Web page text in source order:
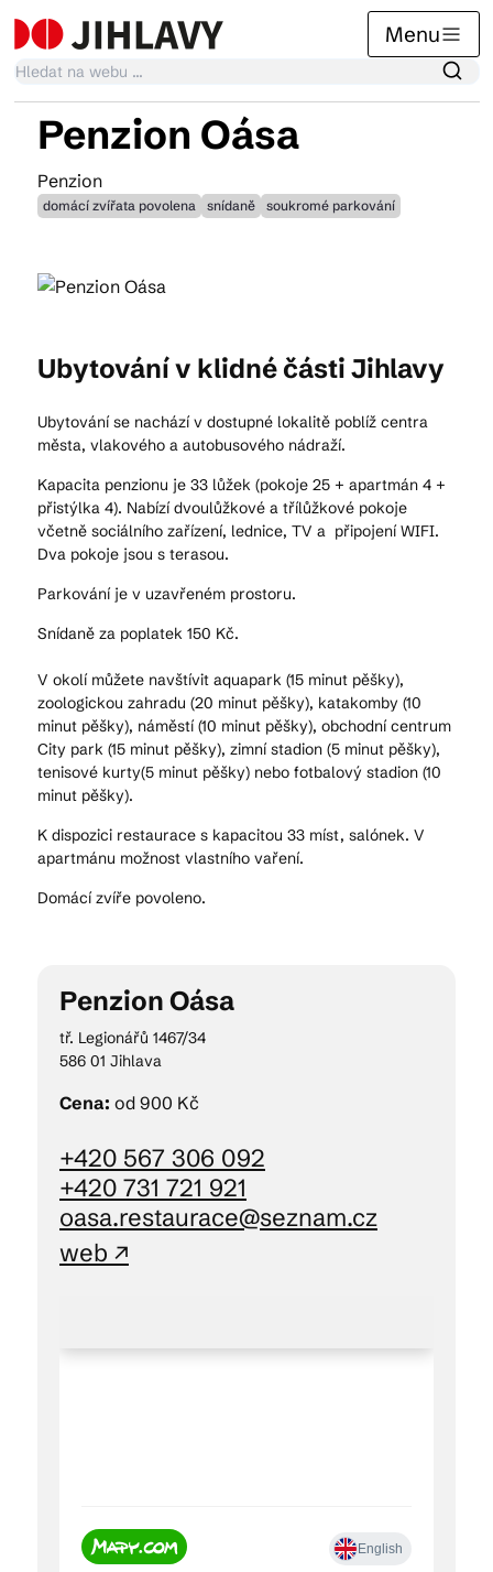
Menu
Kalendář akcí
Praktické info
Kam vyrazit
Penzion Oása
Penzion
domácí zvířata povolena snídaně soukromé parkování
Ubytování v klidné části Jihlavy
Ubytování se nachází v dostupné lokalitě poblíž centra
města, vlakového a autobusového nádraží.
Kapacita penzionu je 33 lůžek (pokoje 25 + apartmán 4 +
přistýlka 4). Nabízí dvoulůžkové a třílůžkové pokoje
včetně sociálního zařízení, lednice, TV a připojení WIFI.
Dva pokoje jsou s terasou.
Parkování je v uzavřeném prostoru.
Snídaně za poplatek 150 Kč.
V okolí můžete navštívit aquapark (15 minut pěšky),
zoologickou zahradu (20 minut pěšky), katakomby (10
minut pěšky), náměstí (10 minut pěšky), obchodní centrum
City park (15 minut pěšky), zimní stadion (5 minut pěšky),
tenisové kurty(5 minut pěšky) nebo fotbalový stadion (10
minut pěšky).
K dispozici restaurace s kapacitou 33 míst, salónek. V
apartmánu možnost vlastního vaření.
Domácí zvíře povoleno.
Penzion Oása
tř. Legionářů 1467/34
586 01 Jihlava
Cena: od 900 Kč
+420 567 306 092
+420 731 721 921
oasa.restaurace@seznam.cz
web ↗